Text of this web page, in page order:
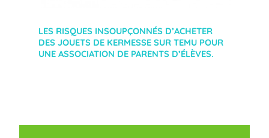
LES RISQUES INSOUPÇONNÉS D’ACHETER
DES JOUETS DE KERMESSE SUR TEMU POUR
UNE ASSOCIATION DE PARENTS D’ÉLÈVES.